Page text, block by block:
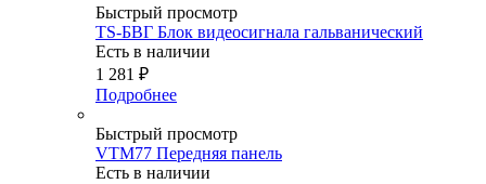
Быстрый просмотр
TS-БВГ Блок видеосигнала гальванический
Есть в наличии
1 281 ₽
Подробнее
Быстрый просмотр
VTM77 Передняя панель
Есть в наличии